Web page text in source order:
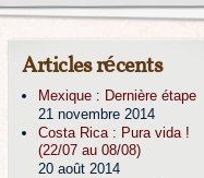
Articles récents
Mexique : Dernière étape
21 novembre 2014
Costa Rica : Pura vida !
(22/07 au 08/08)
20 août 2014